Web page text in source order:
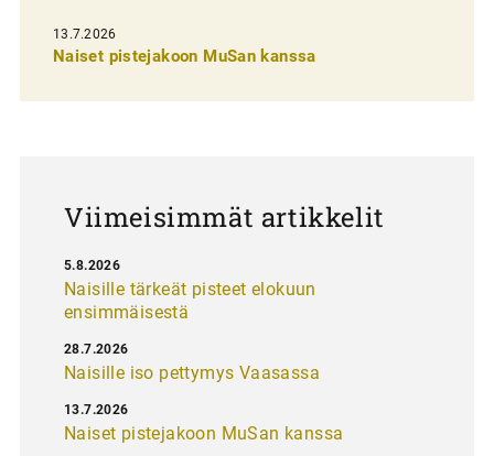
e
13.7.2026
Naiset pistejakoon MuSan kanssa
Viimeisimmät artikkelit
Naisille tärkeät pisteet elokuun
ensimmäisestä
5.8.2026
Naisille iso pettymys Vaasassa
28.7.2026
Naiset pistejakoon MuSan kanssa
13.7.2026